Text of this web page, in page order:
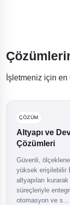
İşletmeniz için
ÇÖZÜM
Altyapı ve
Çözümleri
Güvenli,
yüksek erişilebilir
altyapıları
süreçleriyle
otomasyon ve s...